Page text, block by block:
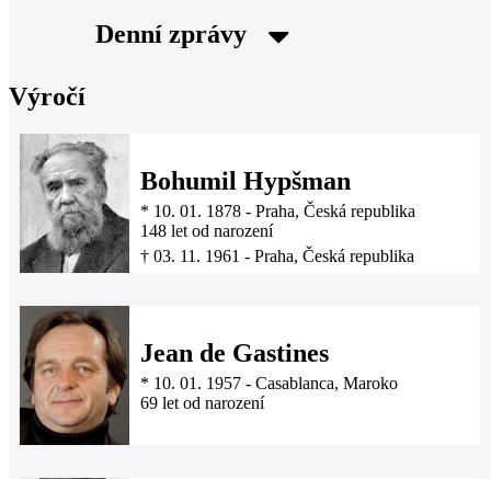
Denní zprávy
Výročí
Bohumil Hypšman
* 10. 01. 1878 - Praha, Česká republika
148 let od narození
† 03. 11. 1961 - Praha, Česká republika
Jean de Gastines
* 10. 01. 1957 - Casablanca, Maroko
69 let od narození